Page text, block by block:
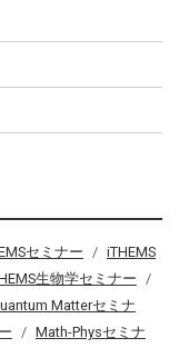
セミナー
iTHEMS
生物学セミナー
Matterセミナ
Math-Physセミナ